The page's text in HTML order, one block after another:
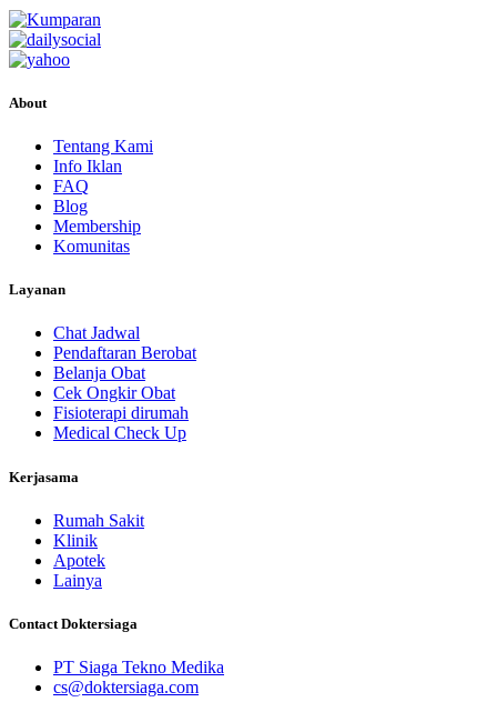
About
Tentang Kami
Info Iklan
FAQ
Blog
Membership
Komunitas
Layanan
Chat Jadwal
Pendaftaran Berobat
Belanja Obat
Cek Ongkir Obat
Fisioterapi dirumah
Medical Check Up
Kerjasama
Rumah Sakit
Klinik
Apotek
Lainya
Contact Doktersiaga
PT Siaga Tekno Medika
cs@doktersiaga.com